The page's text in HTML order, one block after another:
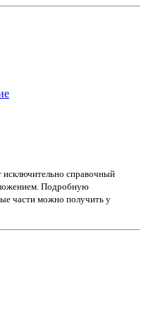
исключительно справочный
Подробную
части можно получить у